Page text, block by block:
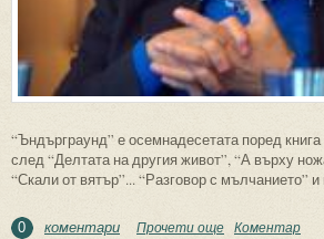
“Ъндърграунд” е осемнадесетата поред
след “Делтата на другия живот”, “А върху
“Скали от вятър”... “Разговор с мълчанието” и
0 коментари Прочети още about
Коментар